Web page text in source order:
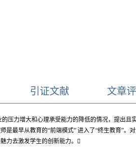
引证文献 文章
压力增大和心理承受能力的降低的情况，提出且
最早从教育的“前端模式” 进入了“终生教育”。
力去激发学生的创新能力。